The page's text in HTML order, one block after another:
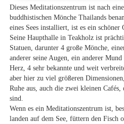
Dieses Meditationszentrum ist nach
buddhistischen Mönche Thailands
eines Sees installiert, ist es ein
Seine Haupthalle in Teakholz ist
Statuen, darunter 4 große Mönche,
anderer seine Augen, ein anderer
Herz, 4 sehr bekannte und weit
aber hier zu viel größeren
Ruhe aus, auch die zwei kleinen
sind.
Wenn es ein Meditationszentrum ist,
landen auf dem See, füttern den Fisch